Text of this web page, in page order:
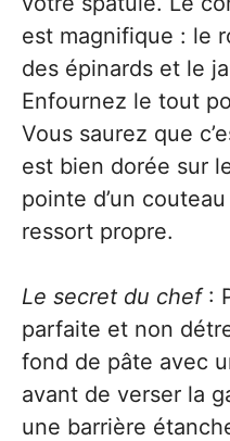
est magnifique : le
des épinards et le
Enfournez le tout
Vous saurez que
est bien dorée sur
pointe d’un
ressort propre.
Le secret du chef:
parfaite et non
fond de pâte avec
avant de verser la
une barrière